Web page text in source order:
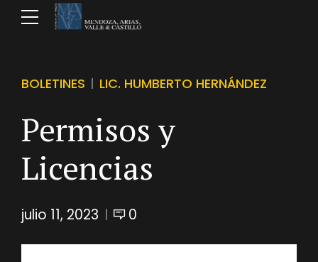
BOLETINES LIC. HUMBERTO HERNÁNDEZ
Permisos y
Licencias
julio 11, 2023 0